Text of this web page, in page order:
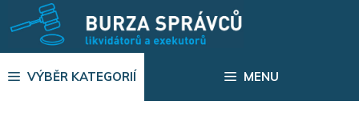
Přeskočit
na
obsah
VÝBĚR KATEGORIÍ MENU